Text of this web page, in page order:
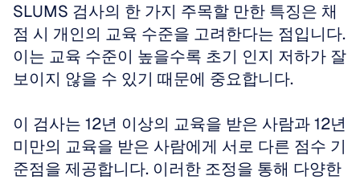
SLUMS 검사의 한 가지 주목할 만한 특징은 채
점 시 개인의 교육 수준을 고려한다는 점입니다.
이는 교육 수준이 높을수록 초기 인지 저하가 잘
보이지 않을 수 있기 때문에 중요합니다.
이 검사는 12년 이상의 교육을 받은 사람과 12년
미만의 교육을 받은 사람에게 서로 다른 점수 기
준점을 제공합니다. 이러한 조정을 통해 다양한